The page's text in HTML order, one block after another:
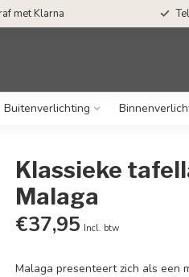
met Klarna
Buitenverlichting
Klassieke
Malaga
€37,95 Incl. btw
Malaga presenteert zich als een